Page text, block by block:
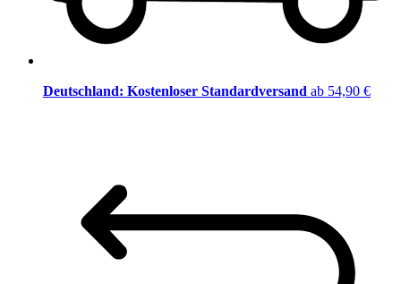
Deutschland: Kostenloser Standardversand ab 54,90 €